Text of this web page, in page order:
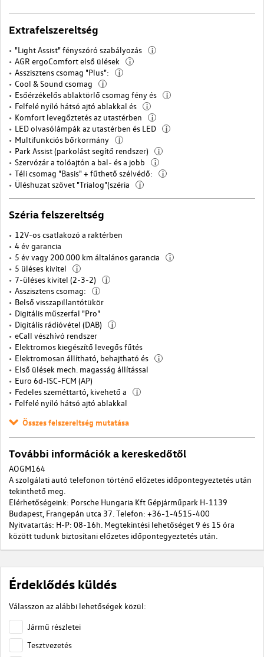
Extrafelszereltség
"Light Assist" fényszóró szabályozás i
AGR ergoComfort első ülések i
Asszisztens csomag "Plus": i
Cool & Sound csomag i
Esőérzékelős ablaktörlő csomag fény és i
Felfelé nyíló hátsó ajtó ablakkal és i
Komfort levegőztetés az utastérben i
LED olvasólámpák az utastérben és LED i
Multifunkciós bőrkormány i
Park Assist (parkolást segítő rendszer) i
Szervózár a tolóajtón a bal- és a jobb i
Téli csomag "Basis" + fűthető szélvédő: i
Üléshuzat szövet "Trialog"(széria i
Széria felszereltség
12V-os csatlakozó a raktérben
4 év garancia
5 év vagy 200.000 km általános garancia
i
5 üléses kivitel i
7-üléses kivitel (2-3-2) i
Asszisztens csomag: i
Belső visszapillantótükör
Digitális műszerfal "Pro"
Digitális rádióvétel (DAB)
i
eCall vészhívó rendszer
Elektromos kiegészítő levegős fűtés
Elektromosan állítható, behajtható és
i
Első ülések mech. magasság állítással
Euro 6d-ISC-FCM (AP)
Fedeles szeméttartó, kivehető a
i
Felfelé nyíló hátsó ajtó ablakkal
Összes felszereltség mutatása
További információk a kereskedőtől
AOGM164
A szolgálati autó telefonon történő előzetes időpontegyeztetés után
tekinthető meg.
Elérhetőségeink: Porsche Hungaria Kft Gépjárműpark H-1139
Budapest, Frangepán utca 37. Telefon: +36-1-4515-400
Nyitvatartás: H-P: 08-16h. Megtekintési lehetőséget 9 és 15 óra
között tudunk biztosítani előzetes időpontegyeztetés után.
Érdeklődés küldés
Válasszon az alábbi lehetőségek közül:
Jármű részletei
Tesztvezetés